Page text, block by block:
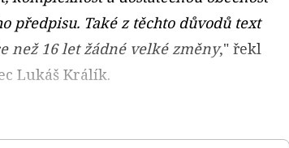
předpisu. Také z těchto důvodů text
než 16 let žádné velké změny," řekl
Lukáš Králík.